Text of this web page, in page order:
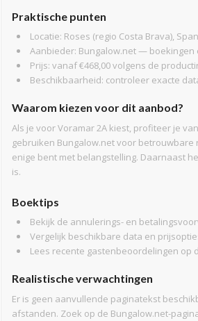
Praktische punten
Locatie: Roses (regio Costa Brava),
Aanbieder: Bungalow.net —
Prijs: vanaf €468,00 volgens de
Beschikbaarheid: controleer exacte
Waarom kiezen voor dit aanbod?
Als je voor Voramar 2A kiest, profiteer je
gebruiken Bungalow.net voor
enige bent met belangstelling. Daarnaast
is.
Boektips
Bekijk de annulerings- en
Vergelijk beschikbare data en
Lees recente gastenbeoordelingen op
Realistische verwachtingen
Er is geen aanvullende paginatekst
afstanden. Zoek op de Bungalow.net-